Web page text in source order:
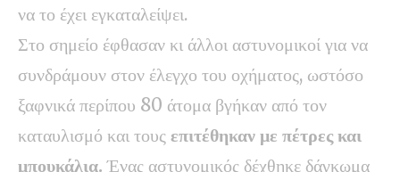
να το έχει εγκαταλείψει.
Στο σημείο έφθασαν κι άλλοι αστυνομικοί για να
συνδράμουν στον έλεγχο του οχήματος, ωστόσο
ξαφνικά περίπου 80 άτομα βγήκαν από τον
καταυλισμό και τους επιτέθηκαν με πέτρες και
μπουκάλια.Ένας αστυνομικός δέχθηκε δάγκωμα